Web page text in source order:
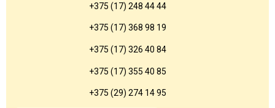
+375 (17) 248 44 44
+375 (17) 368 98 19
+375 (17) 326 40 84
+375 (17) 355 40 85
+375 (29) 274 14 95